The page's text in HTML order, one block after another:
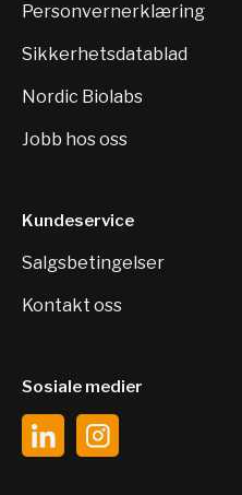
Personvernerklæring
Sikkerhetsdatablad
Nordic Biolabs
Jobb hos oss
Kundeservice
Salgsbetingelser
Kontakt oss
Sosiale medier